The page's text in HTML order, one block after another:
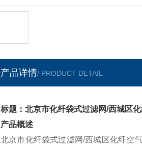
产品详情/ PRODUCT DETAIL
标题：北京市化纤袋式过滤网/西城区
产品概述
北京市化纤袋式过滤网/西城区化纤空